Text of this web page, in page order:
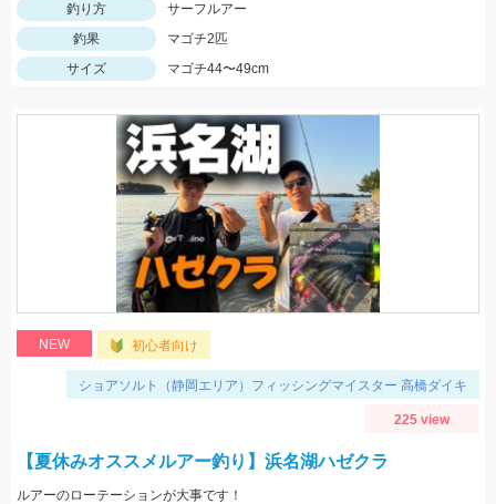
釣り方
サーフルアー
釣果
マゴチ2匹
サイズ
マゴチ44〜49cm
NEW 初心者向け
ショアソルト（静岡エリア）フィッシングマイスター 高橋ダイキ
225 view
【夏休みオススメルアー釣り】浜名湖ハゼクラ
ルアーのローテーションが大事です！